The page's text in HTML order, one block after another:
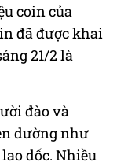
coin của
đã được khai
21/2 là
đào và
dường như
dốc. Nhiều